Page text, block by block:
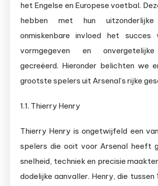
het Engelse en Europese voetbal.
hebben met hun
onmiskenbare invloed het
vormgegeven en
gecreëerd. Hieronder belichten we
grootste spelers uit Arsenal’s rijke
1.1. Thierry Henry
Thierry Henry is ongetwijfeld een
spelers die ooit voor Arsenal heeft
snelheid, techniek en precisie
dodelijke aanvaller. Henry, die tussen